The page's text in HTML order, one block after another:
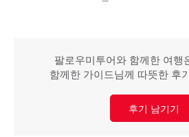
팔로우미투어와 함께한 여행
함께한 가이드님께 따뜻한 후
후기 남기기